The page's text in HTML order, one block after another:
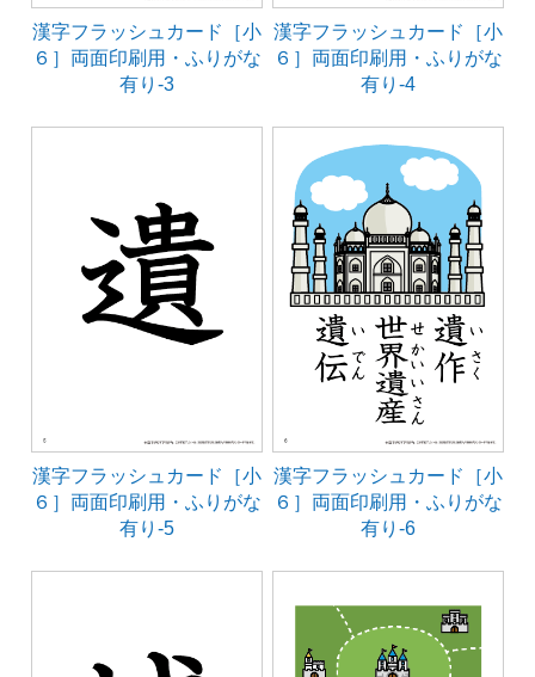
漢字フラッシュカード［小
６］両面印刷用・ふりがな
有り-3
漢字フラッシュカード［小
６］両面印刷用・ふりがな
有り-4
漢字フラッシュカード［小
６］両面印刷用・ふりがな
有り-5
漢字フラッシュカード［小
６］両面印刷用・ふりがな
有り-6